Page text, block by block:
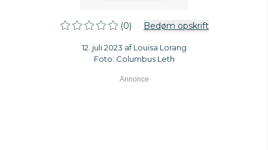
(0) Bedøm opskrift
12. juli 2023 af Louisa Lorang
Foto: Columbus Leth